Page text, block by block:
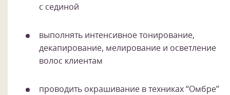
с сединой
выполнять интенсивное тонирование,
декапирование, мелирование и осветление
волос клиентам
проводить окрашивание в техниках “Омбре”